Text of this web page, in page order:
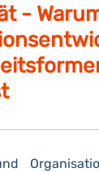
-